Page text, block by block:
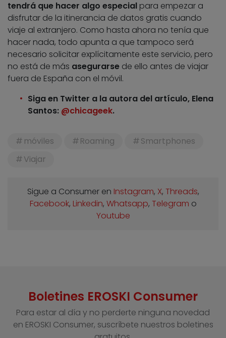
tendrá que hacer algo especial para empezar a
disfrutar de la itinerancia de datos gratis cuando
viaje al extranjero. Como hasta ahora no tenía que
hacer nada, todo apunta a que tampoco será
necesario solicitar explícitamente este servicio, pero
no está de más asegurarse de ello antes de viajar
fuera de España con el móvil.
Siga en Twitter a la autora del artículo, Elena
Santos: @chicageek.
móviles Roaming
Smartphones
Viajar
Sigue a Consumer en Instagram, X, Threads,
Facebook, Linkedin, Whatsapp, Telegram o
Youtube
Boletines EROSKI Consumer
Para estar al día y no perderte ninguna novedad
en EROSKI Consumer, suscríbete nuestros boletines